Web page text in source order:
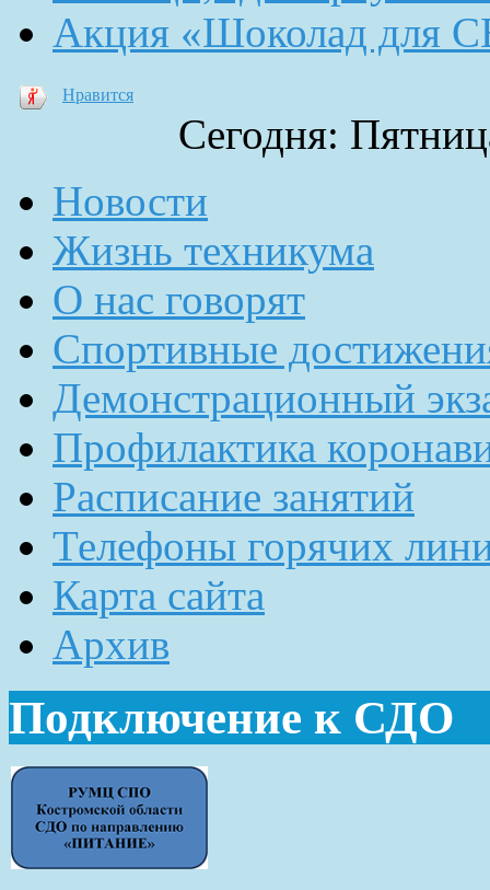
Акция «Шоколад для
Нравится
Сегодня:
Новости
Жизнь техникума
О нас говорят
Спортивные
Демонстрационный
Профилактика
Расписание занятий
Телефоны горячих
Карта сайта
Архив
Подключение к СДО